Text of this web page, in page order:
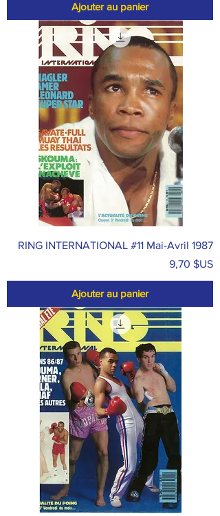
Ajouter au panier
RING INTERNATIONAL #11 Mai-Avril 1987
Prix
9,70 $US
Ajouter au panier